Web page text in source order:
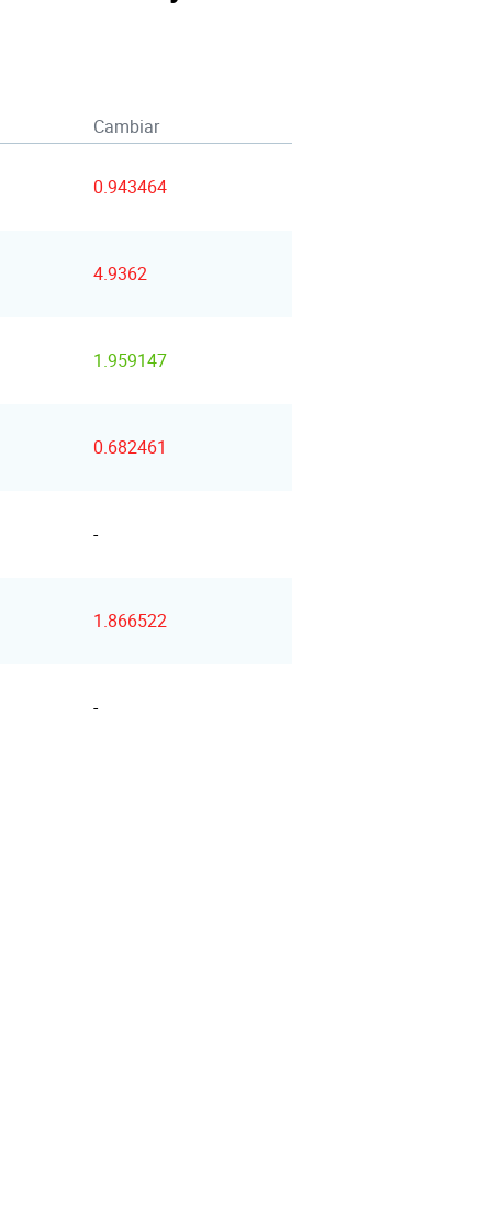
Cambiar
0.943464
4.9362
1.959147
0.682461
-
1.866522
-